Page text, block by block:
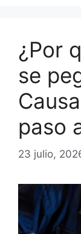
¿Por
se
paso
23 julio,